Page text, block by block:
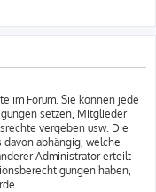
im Forum. Sie können jede
setzen, Mitglieder
vergeben usw. Die
abhängig, welche
Administrator erteilt
haben,